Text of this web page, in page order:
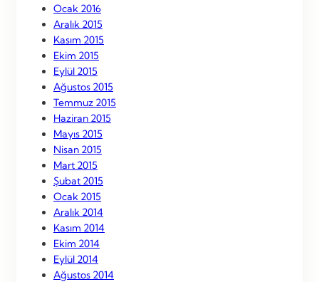
Ocak 2016
Aralık 2015
Kasım 2015
Ekim 2015
Eylül 2015
Ağustos 2015
Temmuz 2015
Haziran 2015
Mayıs 2015
Nisan 2015
Mart 2015
Şubat 2015
Ocak 2015
Aralık 2014
Kasım 2014
Ekim 2014
Eylül 2014
Ağustos 2014